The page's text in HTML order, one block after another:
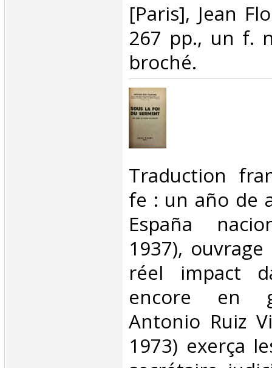
‎[Paris], Jean
267 pp., un f.
broché. ‎
‎Traduction
fe : un año de
España
1937),
réel impact
encore en
Antonio Ruiz
1973) exerça